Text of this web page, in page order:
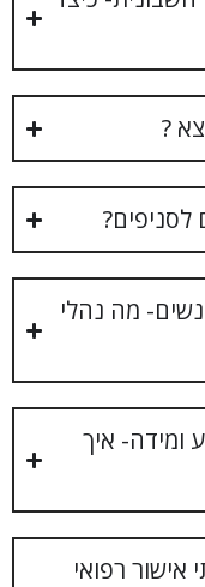
?
מה נהלי
ומידה- איך
אישור רפואי